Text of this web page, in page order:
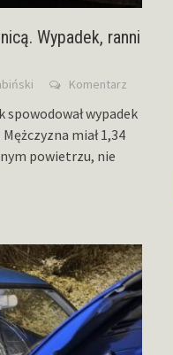
Wypadek, ranni
Komentarz
wypadek
miał 1,34
powietrzu, nie